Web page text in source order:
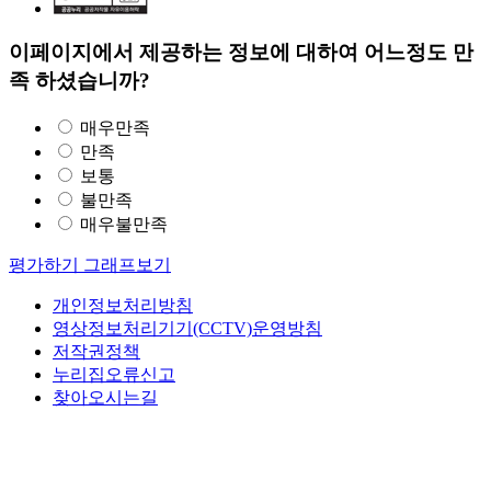
이페이지에서 제공하는 정보에 대하여 어느정도 만
족 하셨습니까?
매우만족
만족
보통
불만족
매우불만족
평가하기 그래프보기
개인정보처리방침
영상정보처리기기(CCTV)운영방침
저작권정책
누리집오류신고
찾아오시는길